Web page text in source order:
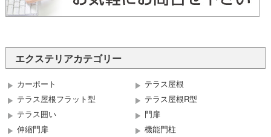
エクステリアカテゴリー
カーポート
テラス屋根
テラス屋根フラット型
テラス屋根R型
テラス囲い
門扉
伸縮門扉
機能門柱